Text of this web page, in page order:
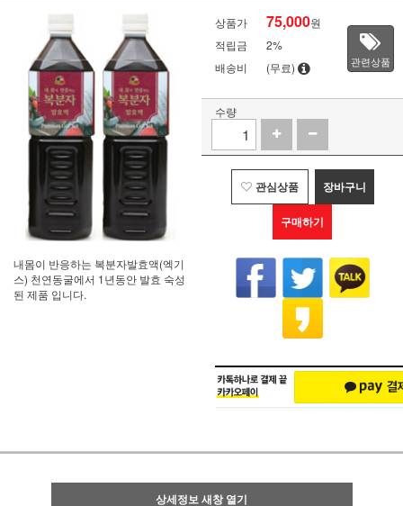
내몸이 반응하는 복분자발효액(엑기
스) 천연동굴에서 1년동안 발효 숙성
된 제품 입니다.
상품가 75,000원
적립금
2%
배송비
(무료) 관련상품
수량
관심상품 장바구니
구매하기
상세정보 새창 열기